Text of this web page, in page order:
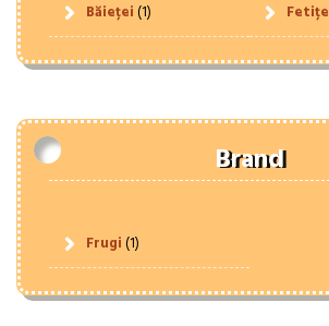
Băieței(1) Fetițe
Brand
Frugi(1)